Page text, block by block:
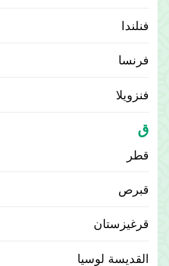
فنلندا
فرنسا
فنزويلا
ق
قطر‎
قبرص
قرغيزستان
القديسة لوسيا